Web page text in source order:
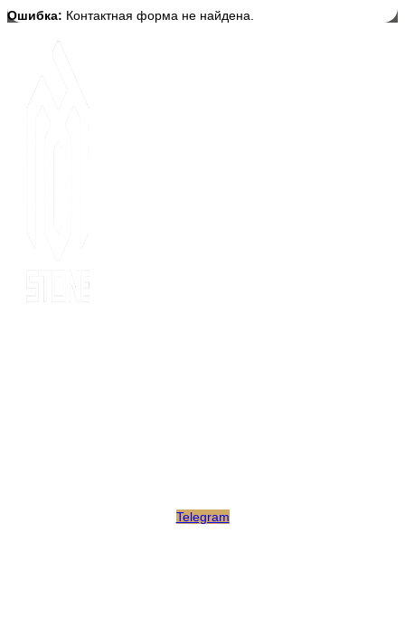
Ошибка: Контактная форма не найдена.
Telegram